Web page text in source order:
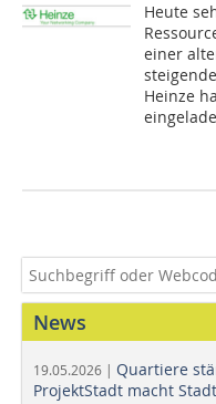
Heute
einer
Heinze
News
19.05.2026 | Quartiere
ProjektStadt macht